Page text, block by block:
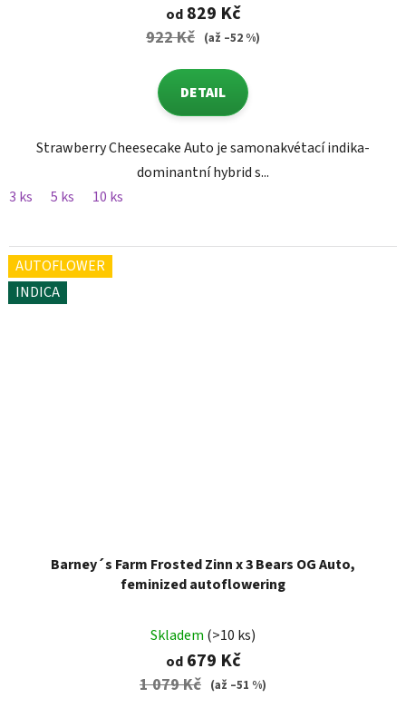
od829 Kč
922 Kč (až –52 %)
DETAIL
Strawberry Cheesecake Auto je samonakvétací indika-
dominantní hybrid s...
3 ks
5 ks 10 ks
AUTOFLOWER
INDICA
Barney´s Farm Frosted Zinn x 3 Bears OG Auto,
feminized autoflowering
Skladem (>10 ks)
od679 Kč
1 079 Kč (až –51 %)